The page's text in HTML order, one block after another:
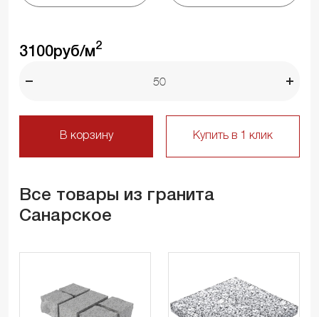
3100руб/м2
В корзину Купить в 1 клик
Все товары из гранита
Санарское